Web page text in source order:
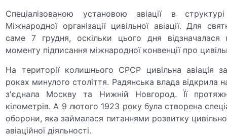
Спеціалізованою установою авіації в
Міжнародної організації цивільної авіації. Для
саме 7 грудня, оскільки цього дня відзначалася
моменту підписання міжнародної конвенції про
На території колишнього СРСР цивільна авіація
роках минулого століття. Радянська влада відкрила
з'єднала Москву та Нижній Новгород. Її
кілометрів. А 9 лютого 1923 року була створена
оборони, яка займалася питаннями розвитку
авіаційної діяльності.